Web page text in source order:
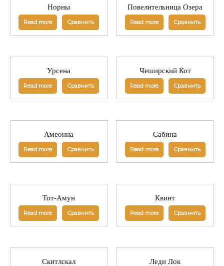
Норны
Read more Сравнить
Повелительница Озера
Read more Сравнить
Урсена
Read more Сравнить
Чеширский Кот
Read more Сравнить
Амеонна
Read more Сравнить
Сабина
Read more Сравнить
Тот-Амун
Read more Сравнить
Квинт
Read more Сравнить
Скитлскал Леди Лок